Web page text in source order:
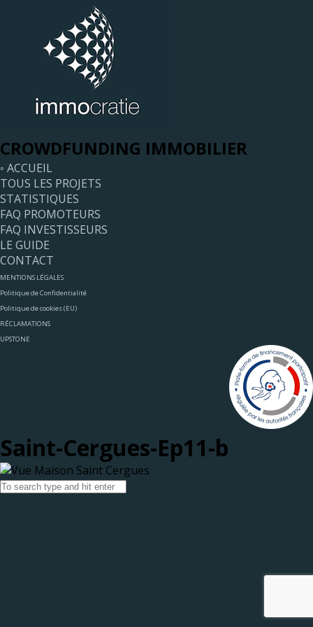
CROWDFUNDING IMMOBILIER
◦ ACCUEIL
TOUS LES PROJETS
STATISTIQUES
FAQ PROMOTEURS
FAQ INVESTISSEURS
LE GUIDE
CONTACT
MENTIONS LÉGALES
Politique de Confidentialité
Politique de cookies (EU)
RÉCLAMATIONS
UPSTONE
Saint-Cergues-Ep11-b